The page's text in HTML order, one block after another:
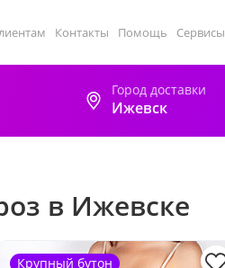
Контакты Помощь Сервисы
Город доставки
Ижевск
в Ижевске
Крупный бутон